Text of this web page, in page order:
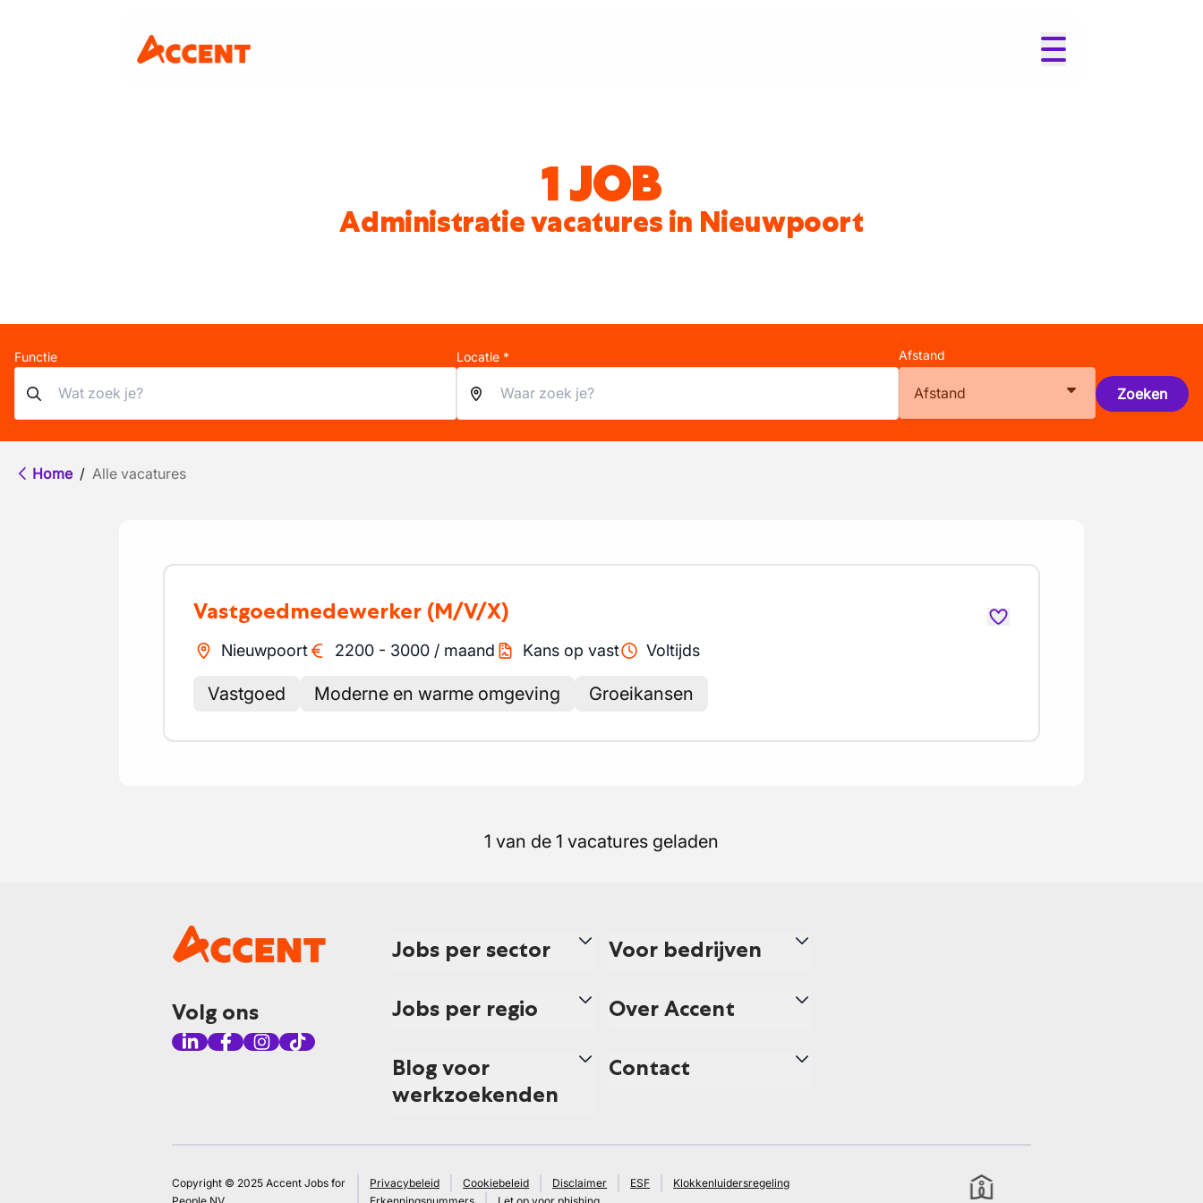
1 JOB
Administratie vacatures in Nieuwpoort
Functie Locatie * Afstand
Afstand Zoeken
Home / Alle vacatures
Vastgoedmedewerker (M/V/X)
Nieuwpoort 2200 - 3000 / maand Kans op vast Voltijds
Vastgoed Moderne en warme omgeving Groeikansen
1 van de 1 vacatures geladen
Volg ons
Jobs per sector
Jobs per regio
Blog voor
werkzoekenden
Voor bedrijven
Over Accent
Contact
Copyright © 2025 Accent Jobs for
Privacybeleid Cookiebeleid Disclaimer ESF
Klokkenluidersregeling